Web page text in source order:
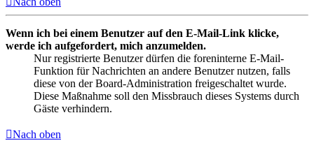
Wenn ich bei einem Benutzer auf den E-Mail-Link klicke,
werde ich aufgefordert, mich anzumelden.
Nur registrierte Benutzer dürfen die foreninterne E-Mail-
Funktion für Nachrichten an andere Benutzer nutzen, falls
diese von der Board-Administration freigeschaltet wurde.
Diese Maßnahme soll den Missbrauch dieses Systems durch
Gäste verhindern.
Nach oben